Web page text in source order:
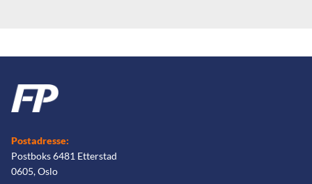
Postadresse:
Postboks 6481 Etterstad
0605, Oslo